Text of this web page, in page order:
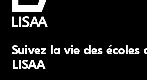
Suivez la vie des écoles
LISAA